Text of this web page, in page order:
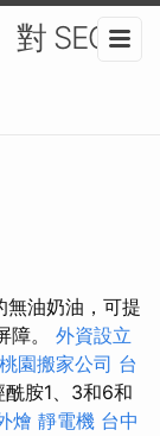
對 SEO
油奶油，可提
障。 外資設立
桃園搬家公司 台
酰胺1、3和6和
燴 靜電機 台中